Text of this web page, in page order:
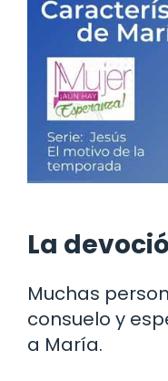
La
Muchas
consuelo y
a María.